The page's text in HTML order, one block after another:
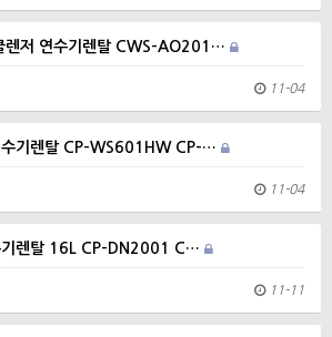
렌저 연수기렌탈 CWS-AO201…
11-04
수기렌탈 CP-WS601HW CP-…
11-04
기렌탈 16L CP-DN2001 C…
11-11